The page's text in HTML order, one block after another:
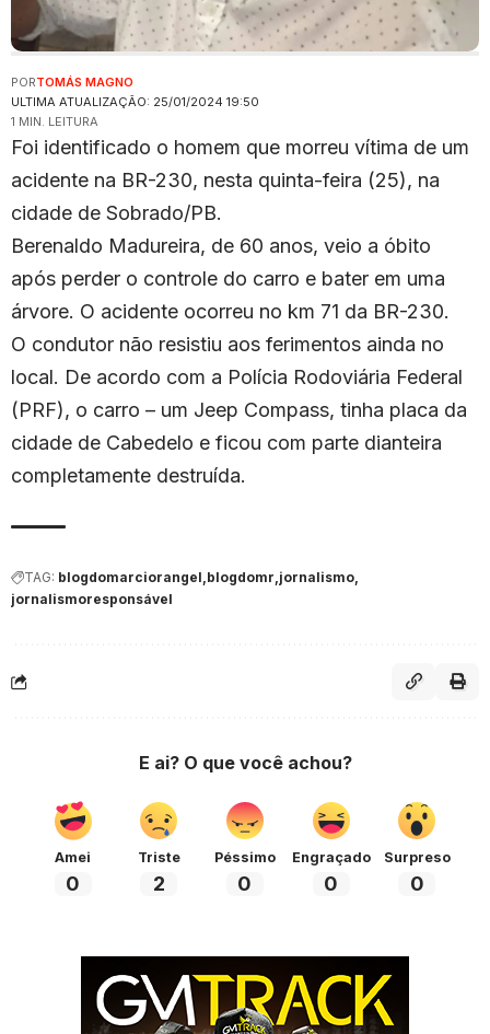
ULTIMA ATUALIZAÇÃO: 25/01/2024 19:50
PORTOMÁS MAGNO
1 MIN. LEITURA
Foi identificado o homem que morreu vítima de um
acidente na BR-230, nesta quinta-feira (25), na
cidade de Sobrado/PB.
Berenaldo Madureira, de 60 anos, veio a óbito
após perder o controle do carro e bater em uma
árvore. O acidente ocorreu no km 71 da BR-230.
O condutor não resistiu aos ferimentos ainda no
local. De acordo com a Polícia Rodoviária Federal
(PRF), o carro – um Jeep Compass, tinha placa da
cidade de Cabedelo e ficou com parte dianteira
completamente destruída.
TAG: blogdomarciorangel blogdomr jornalismo
jornalismoresponsável
E ai? O que você achou?
Amei
0
Triste
2
Péssimo
0
Engraçado
0
Surpreso
0